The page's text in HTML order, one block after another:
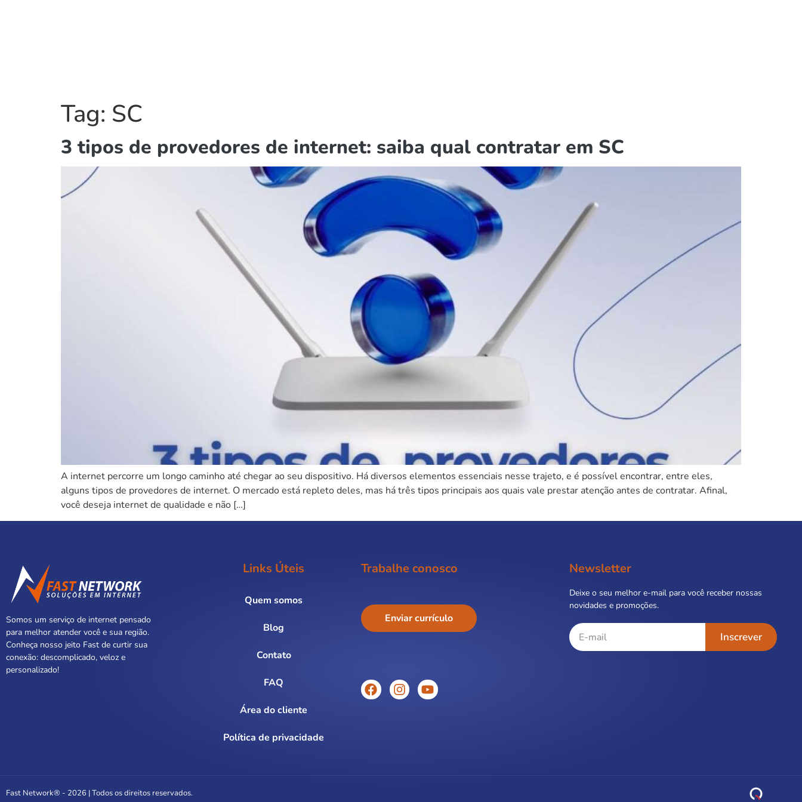
Tag: SC
3 tipos de provedores de internet: saiba qual contratar em SC
A internet percorre um longo caminho até chegar ao seu dispositivo. Há diversos elementos essenciais nesse trajeto, e é possível encontrar, entre eles,
alguns tipos de provedores de internet. O mercado está repleto deles, mas há três tipos principais aos quais vale prestar atenção antes de contratar. Afinal,
você deseja internet de qualidade e não […]
Somos um serviço de internet pensado
para melhor atender você e sua região.
Conheça nosso jeito Fast de curtir sua
conexão: descomplicado, veloz e
personalizado!
Links Úteis
Quem somos
Blog
Contato
FAQ
Área do cliente
Política de privacidade
Trabalhe conosco
Enviar currículo
Newsletter
Deixe o seu melhor e-mail para você receber nossas
novidades e promoções.
Inscrever
Fast Network® - 2026 | Todos os direitos reservados.